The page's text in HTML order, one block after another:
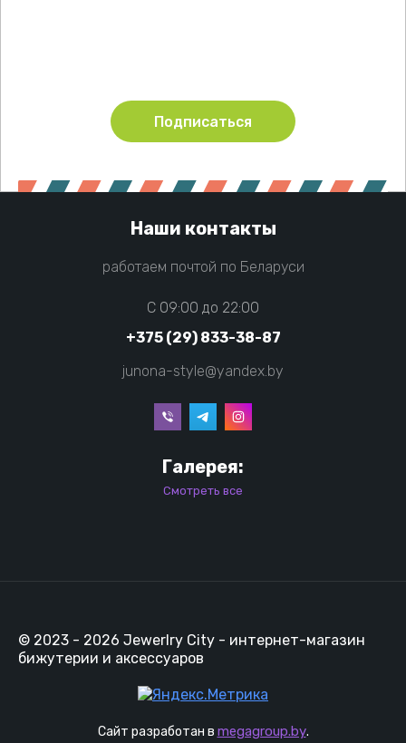
Подписаться
Наши контакты
работаем почтой по Беларуси
C 09:00 до 22:00
+375 (29) 833-38-87
junona-style@yandex.by
Галерея:
Смотреть все
© 2023 - 2026 Jewerlry City - интернет-магазин
бижутерии и аксессуаров
Сайт разработан в megagroup.by.